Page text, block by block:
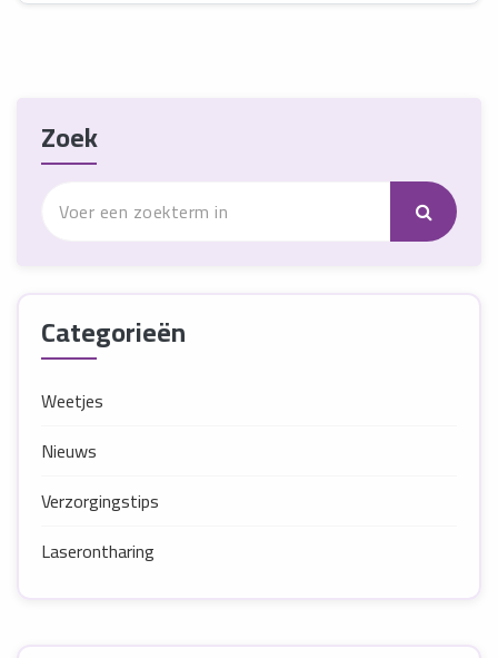
Zoek
Categorieën
Weetjes
Nieuws
Verzorgingstips
Laserontharing